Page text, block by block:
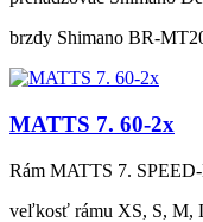
brzdy Shimano BR-
MATTS 7. 60-2x
Rám MATTS 7.
veľkosť rámu XS, S, M,